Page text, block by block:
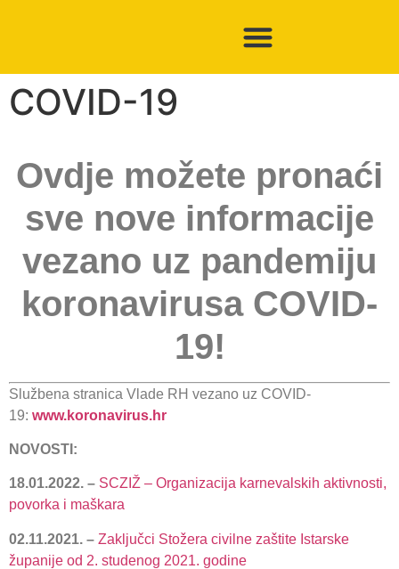
COVID-19
Ovdje možete pronaći
sve nove informacije
vezano uz pandemiju
koronavirusa COVID-
19!
Službena stranica Vlade RH vezano uz COVID-
19: www.koronavirus.hr
NOVOSTI:
18.01.2022. – SCZIŽ – Organizacija karnevalskih aktivnosti,
povorka i maškara
02.11.2021. – Zaključci Stožera civilne zaštite Istarske
županije od 2. studenog 2021. godine